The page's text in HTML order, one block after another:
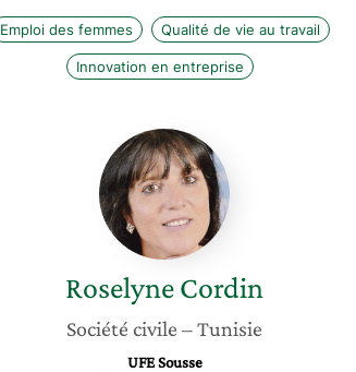
Emploi des femmes Qualité de vie au travail
Innovation en entreprise
Roselyne
Cordin
RoselyneCordin
Société civile – Tunisie
UFE Sousse